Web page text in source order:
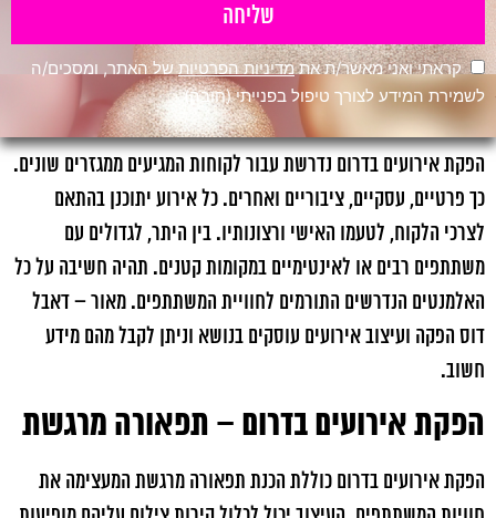
שליחה
קראתי ואני מאשר/ת אתמדיניות הפרטיות של האתר, ומסכים/ה
לשמירת המידע לצורך טיפול בפנייתי (חובה)
הפקת אירועים בדרום נדרשת עבור לקוחות המגיעים ממגזרים שונים.
כך פרטיים, עסקיים, ציבוריים ואחרים. כל אירוע יתוכנן בהתאם
לצרכי הלקוח, לטעמו האישי ורצונותיו. בין היתר, לגדולים עם
משתתפים רבים או לאינטימיים במקומות קטנים. תהיה חשיבה על כל
האלמנטים הנדרשים התורמים לחוויית המשתתפים. מאור – דאבל
דוס הפקה ועיצוב אירועים עוסקים בנושא וניתן לקבל מהם מידע
חשוב.
הפקת אירועים בדרום – תפאורה מרגשת
הפקת אירועים בדרום כוללת הכנת תפאורה מרגשת המעצימה את